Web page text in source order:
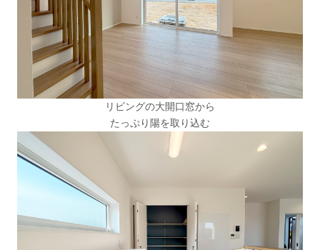
リビングの大開口窓から
たっぷり陽を取り込む